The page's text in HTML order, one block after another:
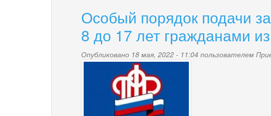
энцефалита
Особый порядок подачи
8 до 17 лет гражданами
Опубликовано 18 мая, 2022 - 11:04 пользователем
pensionnyy_fond.jpg